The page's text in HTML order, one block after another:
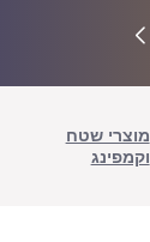
מוצרי שטח
וקמפינג